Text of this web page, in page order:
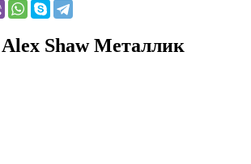
Shaw Металлик